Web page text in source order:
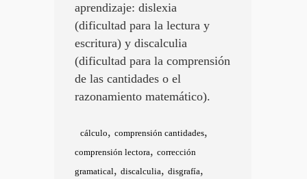
aprendizaje: dislexia
(dificultad para la lectura y
escritura) y discalculia
(dificultad para la comprensión
de las cantidades o el
razonamiento matemático).
cálculo, comprensión cantidades,
comprensión lectora, corrección
gramatical, discalculia, disgrafía,